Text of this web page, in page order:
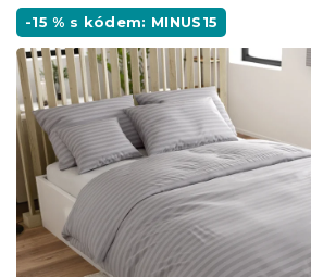
-15 % s kódem: MINUS15